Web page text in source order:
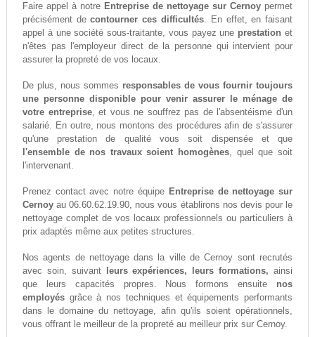
Faire appel à notre Entreprise de nettoyage sur Cernoy permet
précisément decontourner ces difficultés. En effet, en faisant
appel à une société sous-traitante, vous payez une prestation et
n'êtes pas l'employeur direct de la personne qui intervient pour
assurer la propreté de vos locaux.
De plus, nous sommes responsables de vous fournir toujours
une personne disponible pour venir assurer le ménage de
votre entreprise, et vous ne souffrez pas de l'absentéisme d'un
salarié. En outre, nous montons des procédures afin de s'assurer
qu'une prestation de qualité vous soit dispensée et que
l'ensemble de nos travaux soient homogènes, quel que soit
l'intervenant.
Prenez contact avec notre équipe Entreprise de nettoyage sur
Cernoyau 06.60.62.19.90, nous vous établirons nos devis pour le
nettoyage complet de vos locaux professionnels ou particuliers à
prix adaptés même aux petites structures.
Nos agents de nettoyage dans la ville de Cernoy sont recrutés
avec soin, suivant
leurs expériences, leurs formations, ainsi
que leurs capacités propres. Nous formons ensuite nos
employésgrâce à nos techniques et équipements performants
dans le domaine du nettoyage, afin qu'ils soient opérationnels,
vous offrant le meilleur de la propreté au meilleur prix sur Cernoy.